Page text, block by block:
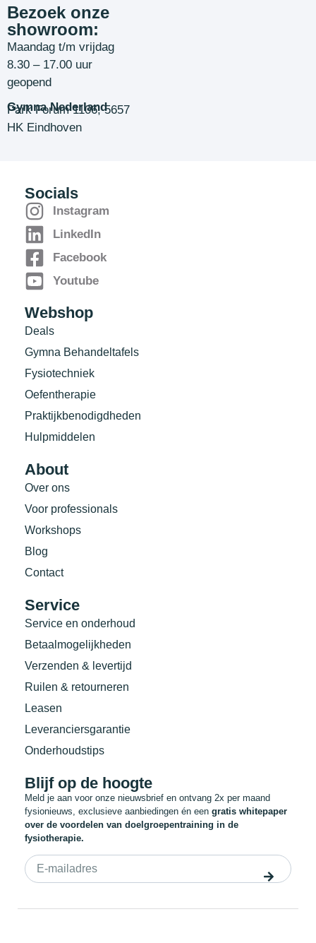
Bezoek onze
showroom:
Maandag t/m vrijdag
8.30 – 17.00 uur
geopend
Gymna Nederland
Park Forum 1106, 5657
HK Eindhoven
Socials
Instagram
LinkedIn
Facebook
Youtube
Webshop
Deals
Gymna Behandeltafels
Fysiotechniek
Oefentherapie
Praktijkbenodigdheden
Hulpmiddelen
About
Over ons
Voor professionals
Workshops
Blog
Contact
Service
Service en onderhoud
Betaalmogelijkheden
Verzenden & levertijd
Ruilen & retourneren
Leasen
Leveranciersgarantie
Onderhoudstips
Blijf op de hoogte
Meld je aan voor onze nieuwsbrief en ontvang 2x per maand
fysionieuws, exclusieve aanbiedingen én een gratis whitepaper
over de voordelen van doelgroepentraining in de
fysiotherapie.